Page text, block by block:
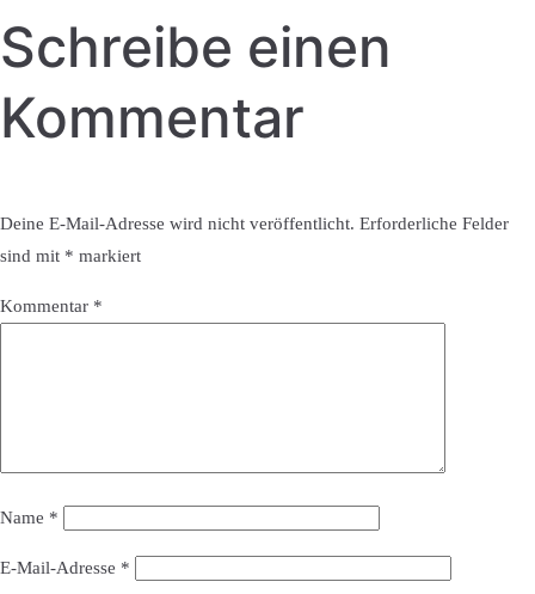
Schreibe einen
Kommentar
Deine E-Mail-Adresse wird nicht veröffentlicht. Erforderliche Felder
sind mit * markiert
Kommentar *
Name *
E-Mail-Adresse *